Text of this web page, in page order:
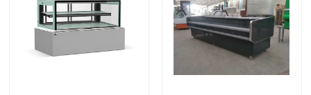
Handelsrestaurant-Kühlschrank